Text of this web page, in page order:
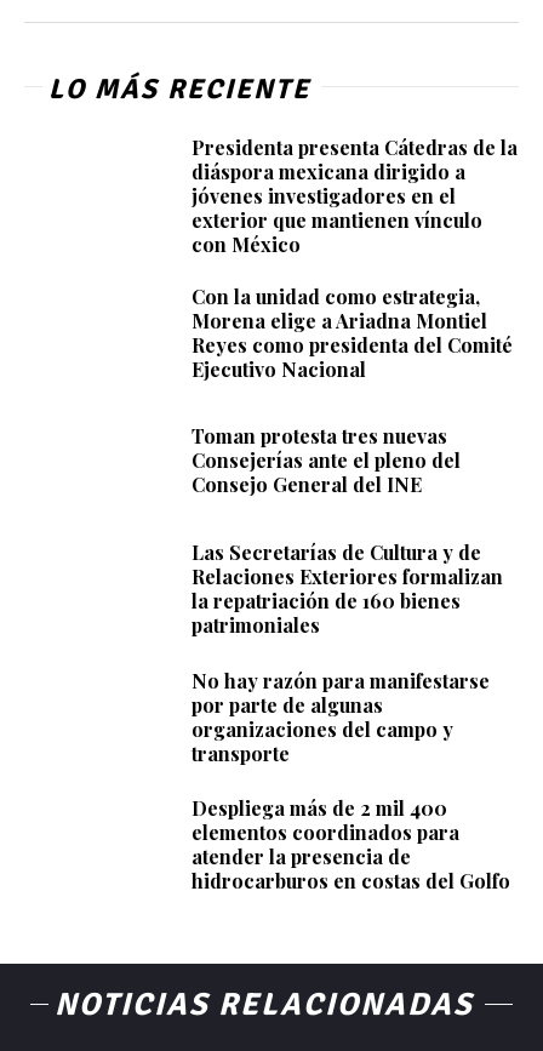
LO MÁS RECIENTE
Presidenta presenta Cátedras de la
diáspora mexicana dirigido a
jóvenes investigadores en el
exterior que mantienen vínculo
con México
Con la unidad como estrategia,
Morena elige a Ariadna Montiel
Reyes como presidenta del Comité
Ejecutivo Nacional
Toman protesta tres nuevas
Consejerías ante el pleno del
Consejo General del INE
Las Secretarías de Cultura y de
Relaciones Exteriores formalizan
la repatriación de 160 bienes
patrimoniales
No hay razón para manifestarse
por parte de algunas
organizaciones del campo y
transporte
Despliega más de 2 mil 400
elementos coordinados para
atender la presencia de
hidrocarburos en costas del Golfo
NOTICIAS RELACIONADAS